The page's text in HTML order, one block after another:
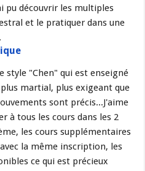
pu découvrir les multiples
et le pratiquer dans une
style "Chen" qui est enseigné
martial, plus exigeant que
sont précis...J'aime
à tous les cours dans les 2
les cours supplémentaires
la même inscription, les
ce qui est précieux